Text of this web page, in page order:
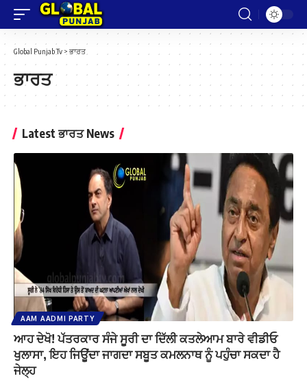
Global Punjab Tv > ਭਾਰਤ
ਭਾਰਤ
Latest ਭਾਰਤ News
AAM AADMI PARTY
ਆਹ ਦੇਖੋ! ਪੱਤਰਕਾਰ ਸੰਜੇ ਸੂਰੀ ਦਾ ਦਿੱਲੀ ਕਤਲੇਆਮ ਬਾਰੇ ਵੀਡੀਓ
ਖੁਲਾਸਾ, ਇਹ ਜਿਊਂਦਾ ਜਾਗਦਾ ਸਬੂਤ ਕਮਲਨਾਥ ਨੂੰ ਪਹੁੰਚਾ ਸਕਦਾ ਹੈ
ਜੇਲ੍ਹ